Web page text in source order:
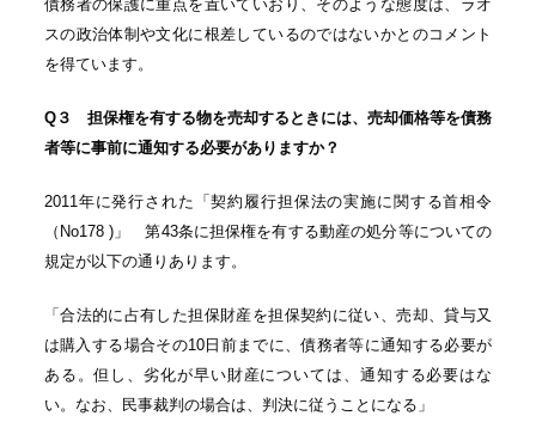
債務者の保護に重点を置いていおり、そのような態度は、ラオ
スの政治体制や文化に根差しているのではないかとのコメント
を得ています。
Q３ 担保権を有する物を売却するときには、売却価格等を債務
者等に事前に通知する必要がありますか？
2011年に発行された「契約履行担保法の実施に関する首相令
（No178 )」 第43条に担保権を有する動産の処分等についての
規定が以下の通りあります。
「合法的に占有した担保財産を担保契約に従い、売却、貸与又
は購入する場合その10日前までに、債務者等に通知する必要が
ある。但し、劣化が早い財産については、通知する必要はな
い。なお、民事裁判の場合は、判決に従うことになる」